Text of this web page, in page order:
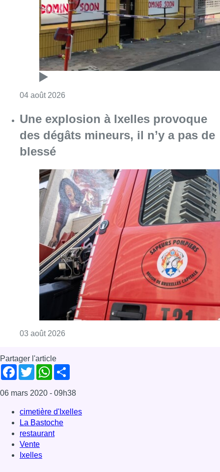
04 août 2026
Une explosion à Ixelles provoque
des dégâts mineurs, il n’y a pas de
blessé
03 août 2026
Partager l'article
Facebook
TwitterWhatsApp
06 mars 2020 - 09h38
cimetière d'Ixelles
La Bastoche
restaurant
Vente
Ixelles